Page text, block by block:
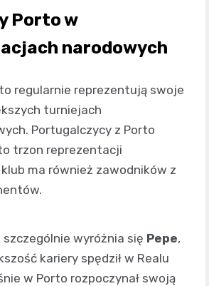
Porto w
narodowych
regularnie reprezentują swoje
turniejach
Portugalczycy z Porto
trzon reprezentacji
ma również zawodników z
wyróżnia się Pepe,
kariery spędził w Realu
w Porto rozpoczynał swoją